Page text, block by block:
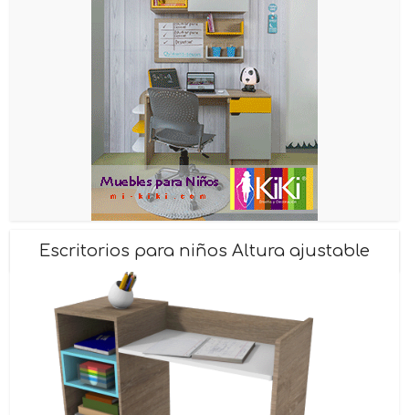
Escritorios para niños Altura ajustable